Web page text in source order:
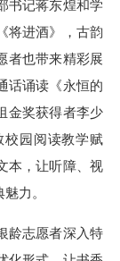
记蒋东煌和学
将进酒》，古韵
者也带来精彩展
话诵读《永恒的
金奖获得者李少
校园阅读教学赋
本，让听障、视
力。
志愿者深入特